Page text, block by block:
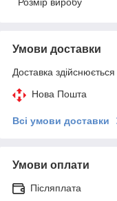
Умови доставки
Доставка
Нова Пошта
Всі умови доставки
Умови оплати
Післяплата